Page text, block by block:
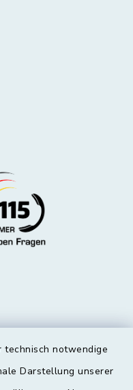
notwendige
Darstellung unserer